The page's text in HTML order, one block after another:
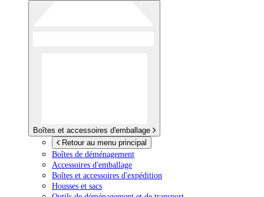
Boîtes et accessoires d'emballage
Retour au menu principal
Boîtes de déménagement
Accessoires d'emballage
Boîtes et accessoires d'expédition
Housses et sacs